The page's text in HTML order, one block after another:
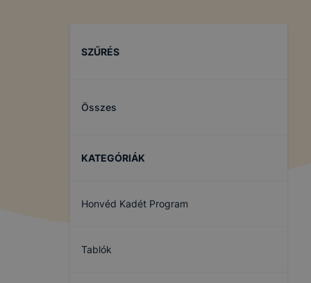
SZŰRÉS
Összes
KATEGÓRIÁK
Honvéd Kadét Program
Tablók